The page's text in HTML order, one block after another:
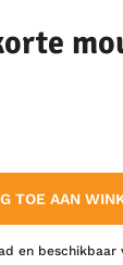
TOE AAN
en beschikbaar